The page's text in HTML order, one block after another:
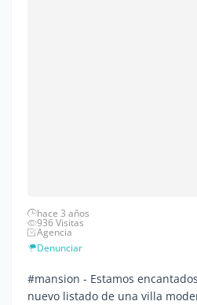
hace 3 años
936 Visitas
Agencia
Denunciar
#mansion - Estamos
nuevo listado de una villa